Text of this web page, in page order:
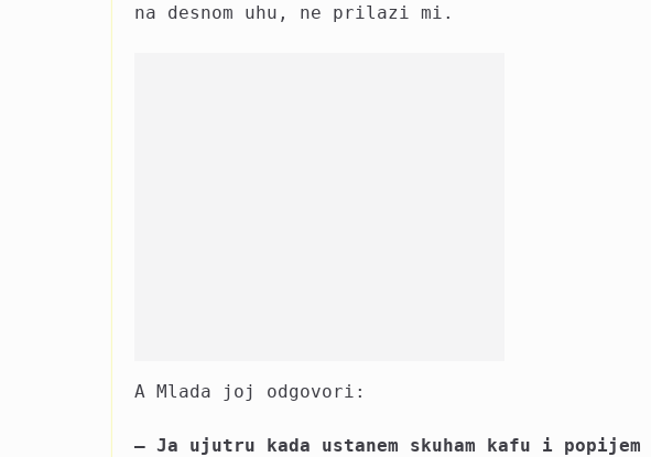
na desnom uhu, ne prilazi mi.
A Mlada joj odgovori:
– Ja ujutru kada ustanem skuham kafu i popijem